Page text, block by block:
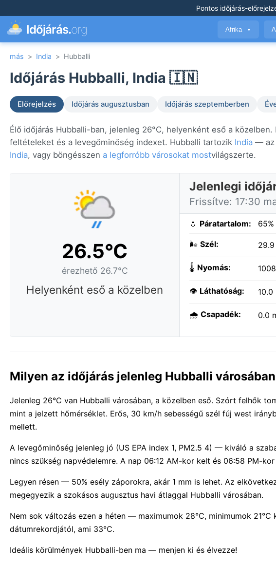
Pontos időjárás-
Időjárás.org Afrika ▼
más > India > Hubballi
Időjárás Hubballi, India 🇮🇳
Előrejelzés Időjárás augusztusban Időjárás szeptemberben
Élő időjárás Hubballi-ban, jelenleg 26°C, helyenként eső a
feltételeket és a levegőminőség indexet. Hubballi tartozik India — az
India, vagy böngésszen a legforróbb városokat mostvilágszerte.
26.5°C
érezhető 26.7°C
Helyenként eső a közelben
Jelenlegi
Frissítve: 17:30
💧 Páratartalom: 65%
🌬️ Szél:
🌡️ Nyomás:
👁️ Láthatóság: 10.0
🌧️ Csapadék: 0.0
Milyen az időjárás jelenleg Hubballi
Jelenleg 26°C van Hubballi városában, a közelben eső. Szórt felhők
mint a jelzett hőmérséklet. Erős, 30 km/h sebességű szél fúj west
mellett.
A levegőminőség jelenleg jó (US EPA index 1, PM2.5 4) — kiváló a
nincs szükség napvédelemre. A nap 06:12 AM-kor kelt és 06:58 PM-
Legyen résen — 50% esély záporokra, akár 1 mm is lehet. Az
megegyezik a szokásos augusztus havi átlaggal Hubballi városában.
Nem sok változás ezen a héten — maximumok 28°C, minimumok
dátumrekordjától, ami 33°C.
Ideális körülmények Hubballi-ben ma — menjen ki és élvezze!